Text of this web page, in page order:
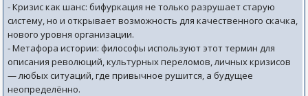
- Кризис как шанс: бифуркация не только разрушает старую
систему, но и открывает возможность для качественного скачка,
нового уровня организации.
- Метафора истории: философы используют этот термин для
описания революций, культурных переломов, личных кризисов
— любых ситуаций, где привычное рушится, а будущее
неопределённо.